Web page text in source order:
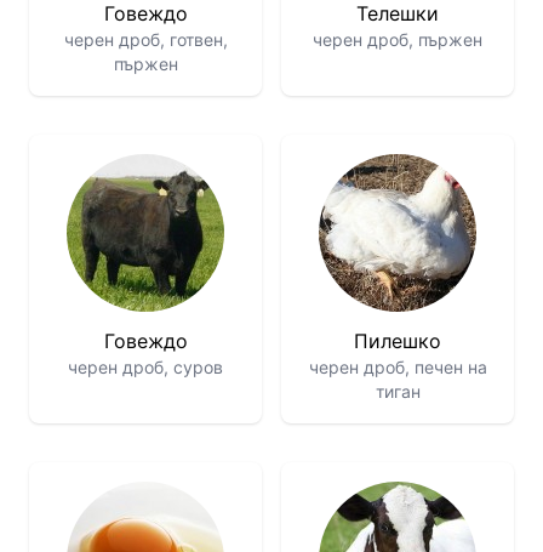
Говеждо
черен дроб, готвен,
пържен
Телешки
черен дроб, пържен
Говеждо
черен дроб, суров
Пилешко
черен дроб, печен на
тиган